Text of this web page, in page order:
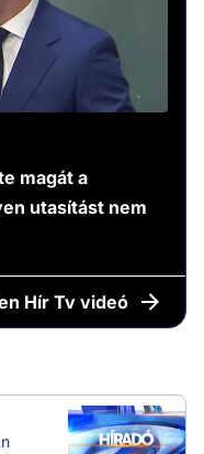
magát a
utasítást nem
Hír Tv videó